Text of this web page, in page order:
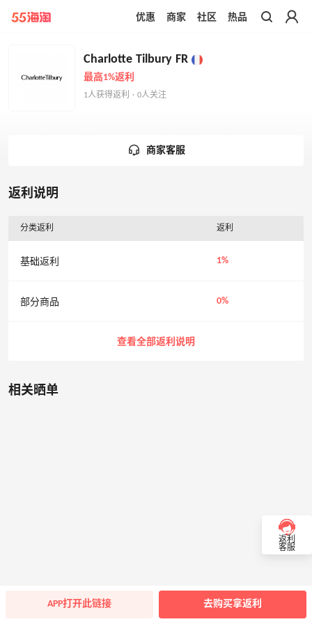
带你去官网买正品
优惠 商家 社区 热品
Charlotte Tilbury FR
最高1%返利
1人获得返利 · 0人关注
商家客服
返利说明
分类返利 返利
基础返利 1%
部分商品 0%
查看全部返利说明
相关晒单
返利
客服
APP打开此链接 去购买拿返利